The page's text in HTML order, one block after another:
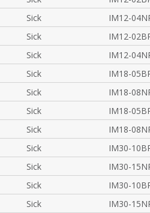
Sick IM12-
Sick IM12-
Sick IM12-
Sick IM18-
Sick IM18-
Sick IM18-
Sick IM18-
Sick IM30-
Sick IM30-
Sick IM30-
Sick IM30-